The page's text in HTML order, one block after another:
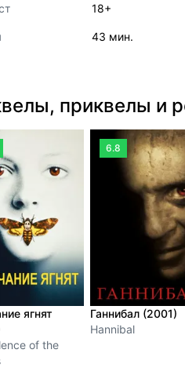
18+
43 мин.
приквелы и
ягнят
of the
6.8
Ганнибал (2001)
Hannibal